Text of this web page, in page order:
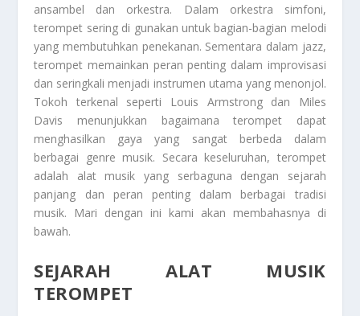
ansambel dan orkestra. Dalam orkestra simfoni,
terompet sering di gunakan untuk bagian-bagian melodi
yang membutuhkan penekanan. Sementara dalam jazz,
terompet memainkan peran penting dalam improvisasi
dan seringkali menjadi instrumen utama yang menonjol.
Tokoh terkenal seperti Louis Armstrong dan Miles
Davis menunjukkan bagaimana terompet dapat
menghasilkan gaya yang sangat berbeda dalam
berbagai genre musik. Secara keseluruhan, terompet
adalah alat musik yang serbaguna dengan sejarah
panjang dan peran penting dalam berbagai tradisi
musik. Mari dengan ini kami akan membahasnya di
bawah.
SEJARAH ALAT MUSIK
TEROMPET